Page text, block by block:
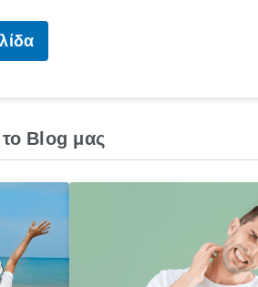
Blog μας